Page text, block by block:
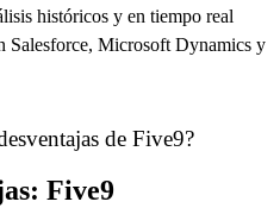
históricos y en tiempo real
Salesforce, Microsoft Dynamics y
de Five9?
Five9